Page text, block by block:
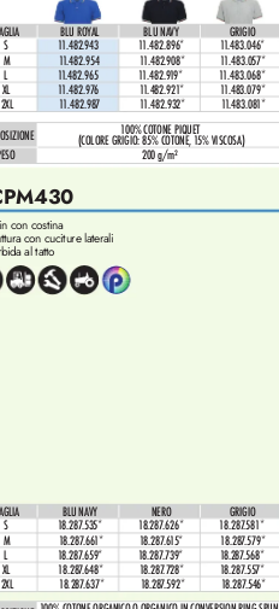
BLU ROYAL BLU NAVY GRIGIO
S 11.482.943 11.482.896* 11.483.046*
M
11.482.954 11 .482.908* 11 .483.057*
L
11.482.965 11.482.919* 11.483.068*
XL 11 .482.976 11.482.921* 11 .483.079*
2XL
11.482.987 11 .482.932* 11.483.081*
BLU NAVY NERO
GRIGIO
S
18.287.535* 18.287.626* 18.287.581*
M
18.287.661* 18.287.615* 18.287.579*
L
18.287.659* 18.287.739* 18.287.568*
XL
18.287.648* 18.287.728* 18.287.557*
2XL
18.287.637* 18.287.592* 18.287.546*
con costina
con cuciture laterali
al tatto
100% COTONE PIQUET
(COLORE GRIGIO: 85% COTONE, 15% VISCOSA)
200 g/m²